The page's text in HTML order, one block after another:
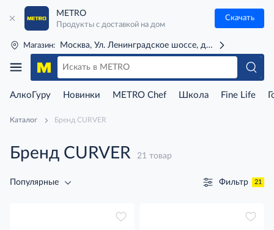
METRO
Продукты с доставкой на дом
Скачать
Магазин: Москва, Ул. Ленинградское шоссе, д. 71Г (м. Речной
АлкоГуру Новинки METRO Chef Школа Fine Life
Каталог Бренд CURVER
Бренд CURVER 21 товар
Популярные Фильтр 21